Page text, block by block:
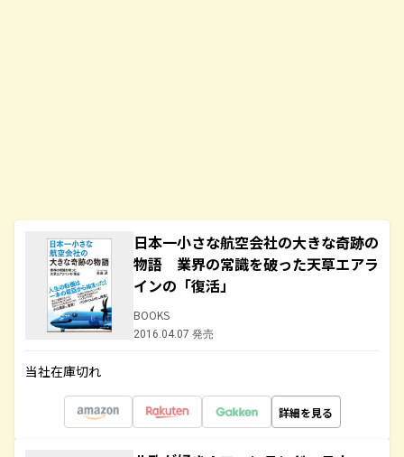
日本一小さな航空会社の大きな奇跡の
物語 業界の常識を破った天草エアラ
インの「復活」
BOOKS
2016.04.07 発売
当社在庫切れ
詳細を見る